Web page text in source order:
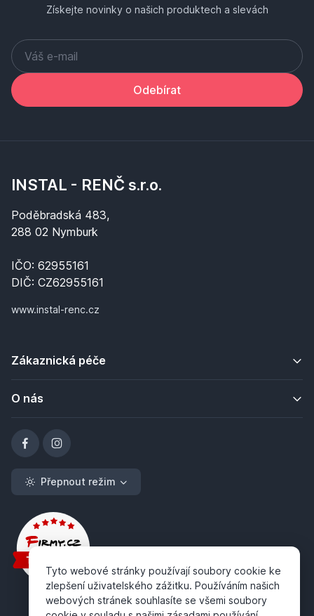
Získejte novinky o našich produktech a slevách
Odebírat
INSTAL - RENČ s.r.o.
Poděbradská 483,
288 02 Nymburk
IČO: 62955161
DIČ: CZ62955161
www.instal-renc.cz
Zákaznická péče
O nás
Přepnout režim
Tyto webové stránky používají soubory cookie ke
zlepšení uživatelského zážitku. Používáním našich
webových stránek souhlasíte se všemi soubory